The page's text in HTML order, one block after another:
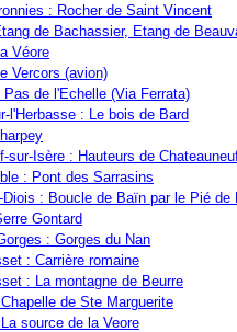
: Rocher de Saint Vincent
de Bachassier, Etang de
Véore
Vercors (avion)
Pas de l'Echelle (Via Ferrata)
l'Herbasse : Le bois de Bard
sur-Isère : Hauteurs de
: Pont des Sarrasins
Diois : Boucle de Baïn par le Pié de
Gontard
: Gorges du Nan
: Carrière romaine
: La montagne de Beurre
de Ste Marguerite
source de la Veore